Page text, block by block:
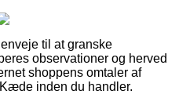
til at granske
observationer og herved
shoppens omtaler af
inden du handler.